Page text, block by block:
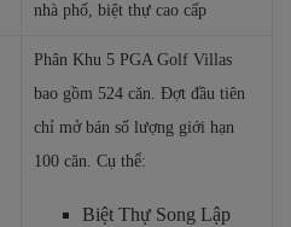
nhà phố, biệt thự cao cấp
Phân Khu 5 PGA Golf Villas
bao gồm 524 căn. Đợt đầu tiên
chỉ mở bán số lượng giới hạn
100 căn. Cụ thể:
Biệt Thự Song Lập